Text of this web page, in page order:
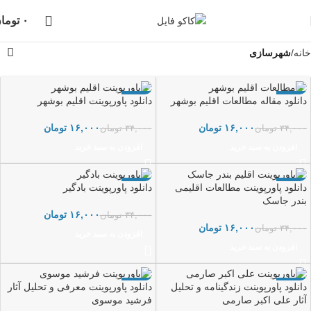
۰
خانه شهرسازی
-53%
دانلود مقاله مطالعات اقلیم بوشهر
۳۴,۰۰۰ تومان ۱۶,۰۰۰ تومان
-53%
دانلود پاورپوینت اقلیم بوشهر
۳۴,۰۰۰ تومان۱۶,۰۰۰ تومان
-53%
دانلود پاورپوینت مطالعات اقلیمی
بندر جاسک
۳۴,۰۰۰ تومان ۱۶,۰۰۰ تومان
-53%
دانلود پاورپوینت بادگیر
۳۴,۰۰۰ تومان۱۶,۰۰۰ تومان
-53%
دانلود پاورپوینت زندگینامه و تحلیل
آثار علی اکبر صارمی
-53%
دانلود پاورپوینت معرفی و تحلیل آثار
فرشید موسوی
انجام می شود...